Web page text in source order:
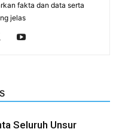
fakta dan data serta
jelas
Seluruh Unsur